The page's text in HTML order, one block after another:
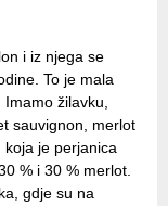
i iz njega se
To je mala
žilavku,
sauvignon, merlot
koja je perjanica
% i 30 % merlot.
gdje su na